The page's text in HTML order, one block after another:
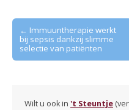
Post
navigation
← Immuuntherapie werkt
bij sepsis dankzij slimme
selectie van patiënten
Wilt u ook in 't Steuntje